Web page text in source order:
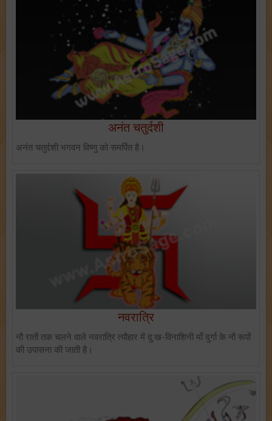
अनंत चतुर्दशी
अनंत चतुर्दशी भगवन विष्णु को समर्पित है।
नवरात्रि
नौ रातों तक चलने वाले नवरात्रि त्यौहार में दु:ख-विनाशिनी माँ दुर्गा के नौ रूपों
की उपासना की जाती है।